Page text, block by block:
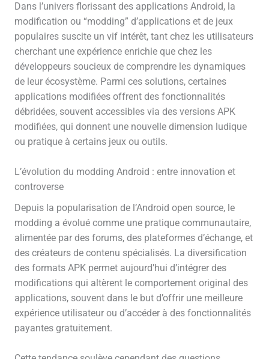
Dans l’univers florissant des applications Android, la
modification ou “modding” d’applications et de jeux
populaires suscite un vif intérêt, tant chez les utilisateurs
cherchant une expérience enrichie que chez les
développeurs soucieux de comprendre les dynamiques
de leur écosystème. Parmi ces solutions, certaines
applications modifiées offrent des fonctionnalités
débridées, souvent accessibles via des versions APK
modifiées, qui donnent une nouvelle dimension ludique
ou pratique à certains jeux ou outils.
L’évolution du modding Android : entre innovation et
controverse
Depuis la popularisation de l’Android open source, le
modding a évolué comme une pratique communautaire,
alimentée par des forums, des plateformes d’échange, et
des créateurs de contenu spécialisés. La diversification
des formats APK permet aujourd’hui d’intégrer des
modifications qui altèrent le comportement original des
applications, souvent dans le but d’offrir une meilleure
expérience utilisateur ou d’accéder à des fonctionnalités
payantes gratuitement.